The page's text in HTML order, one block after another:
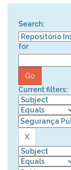
Search:
for
Current filters: